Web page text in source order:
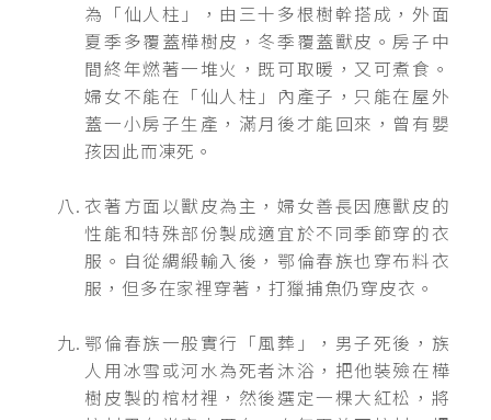
為「仙人柱」，由三十多根樹幹搭成，外面
夏季多覆蓋樺樹皮，冬季覆蓋獸皮。房子中
間終年燃著一堆火，既可取暖，又可煮食。
婦女不能在「仙人柱」內產子，只能在屋外
蓋一小房子生產，滿月後才能回來，曾有嬰
孩因此而凍死。
衣著方面以獸皮為主，婦女善長因應獸皮的
性能和特殊部份製成適宜於不同季節穿的衣
服。自從綢緞輸入後，鄂倫春族也穿布料衣
服，但多在家裡穿著，打獵捕魚仍穿皮衣。
鄂倫春族一般實行「風葬」，男子死後，族
人用冰雪或河水為死者沐浴，把他裝殮在樺
樹皮製的棺材裡，然後選定一棵大紅松，將